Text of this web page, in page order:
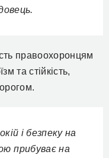
правоохоронцям
та стійкість,
і безпеку на
прибуває на